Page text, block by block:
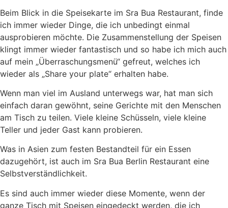
Beim Blick in die Speisekarte im Sra Bua Restaurant, finde
ich immer wieder Dinge, die ich unbedingt einmal
ausprobieren möchte. Die Zusammenstellung der Speisen
klingt immer wieder fantastisch und so habe ich mich auch
auf mein „Überraschungsmenü“ gefreut, welches ich
wieder als „Share your plate“ erhalten habe.
Wenn man viel im Ausland unterwegs war, hat man sich
einfach daran gewöhnt, seine Gerichte mit den Menschen
am Tisch zu teilen. Viele kleine Schüsseln, viele kleine
Teller und jeder Gast kann probieren.
Was in Asien zum festen Bestandteil für ein Essen
dazugehört, ist auch im Sra Bua Berlin Restaurant eine
Selbstverständlichkeit.
Es sind auch immer wieder diese Momente, wenn der
ganze Tisch mit Speisen eingedeckt werden, die ich